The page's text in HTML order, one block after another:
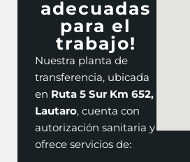
adecuadas
para el
trabajo!
Nuestra planta de
transferencia, ubicada
en Ruta 5 Sur Km 652,
Lautaro, cuenta con
autorización sanitaria y
ofrece servicios de: